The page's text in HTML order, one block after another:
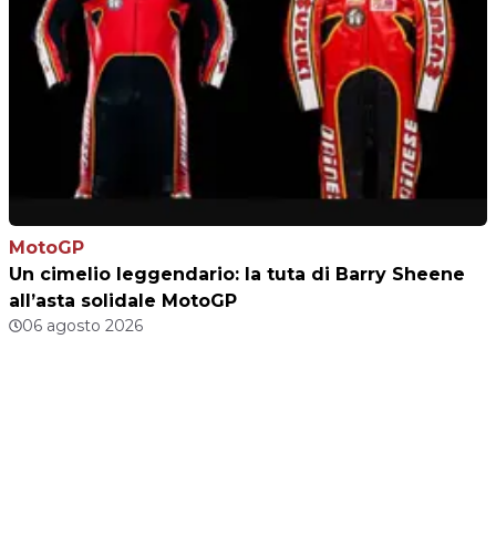
MotoGP
Un cimelio leggendario: la tuta di Barry Sheene
all’asta solidale MotoGP
06 agosto 2026